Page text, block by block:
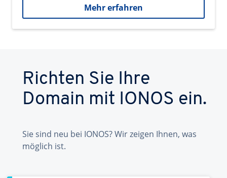
Mehr erfahren
Richten Sie Ihre
Domain mit IONOS ein.
Sie sind neu bei IONOS? Wir zeigen Ihnen, was
möglich ist.